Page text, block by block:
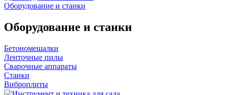
Оборудование и станки
Оборудование и станки
Бетономешалки
Ленточные пилы
Сварочные аппараты
Станки
Виброплиты